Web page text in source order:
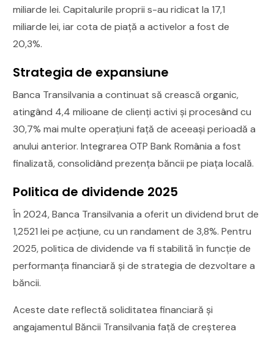
miliarde lei. Capitalurile proprii s-au ridicat la 17,1
miliarde lei, iar cota de piață a activelor a fost de
20,3%.
Strategia de expansiune
Banca Transilvania a continuat să crească organic,
atingând 4,4 milioane de clienți activi și procesând cu
30,7% mai multe operațiuni față de aceeași perioadă a
anului anterior. Integrarea OTP Bank România a fost
finalizată, consolidând prezența băncii pe piața locală.
Politica de dividende 2025
În 2024, Banca Transilvania a oferit un dividend brut de
1,2521 lei pe acțiune, cu un randament de 3,8%. Pentru
2025, politica de dividende va fi stabilită în funcție de
performanța financiară și de strategia de dezvoltare a
băncii.
Aceste date reflectă soliditatea financiară și
angajamentul Băncii Transilvania față de creșterea